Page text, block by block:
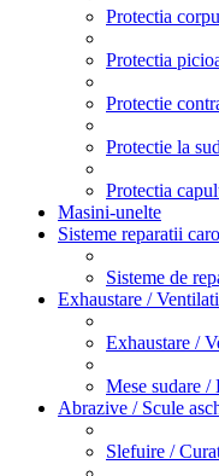
Protectia
Protectia
Protectie
Protectie la
Protectia
Masini-unelte
Sisteme reparatii
Sisteme de
Exhaustare /
Exhaustare /
Mese sudare /
Abrazive / Scule
Slefuire /